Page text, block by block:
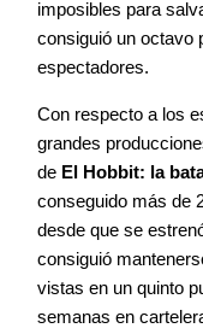
imposibles para
consiguió un octavo
espectadores.
Con respecto a los
grandes
de El Hobbit: la
conseguido más de
desde que se
consiguió
vistas en un quinto
semanas en